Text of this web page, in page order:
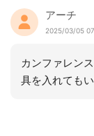
アーチ
2025/03/05
カンファレン
具を入れても